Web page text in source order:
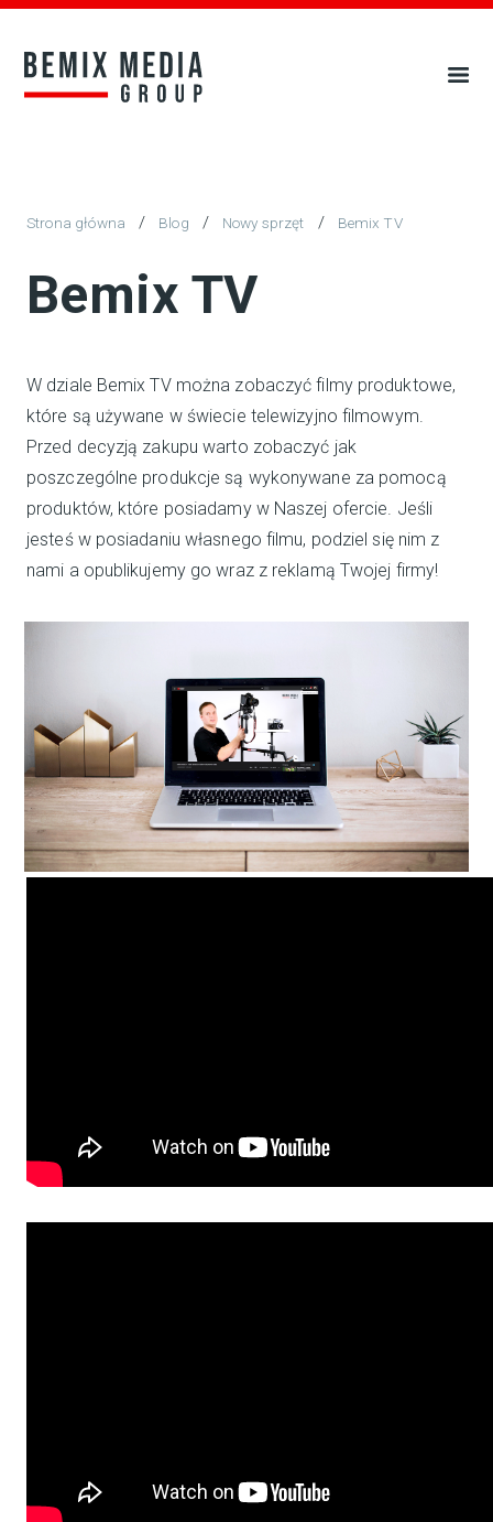
/ Blog / Nowy sprzęt / Bemix TV
Bemix TV
W dziale Bemix TV można zobaczyć filmy produktowe,
które są używane w świecie telewizyjno filmowym.
Przed decyzją zakupu warto zobaczyć jak
poszczególne produkcje są wykonywane za pomocą
produktów, które posiadamy w Naszej ofercie. Jeśli
jesteś w posiadaniu własnego filmu, podziel się nim z
nami a opublikujemy go wraz z reklamą Twojej firmy!